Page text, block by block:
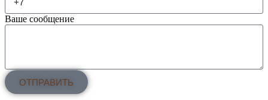
Ваше сообщение
ОТПРАВИТЬ